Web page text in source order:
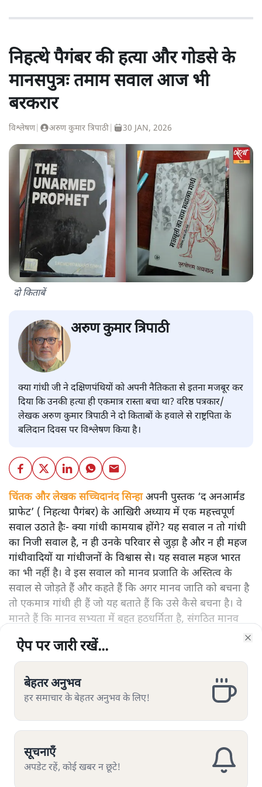
निहत्थे पैगंबर की हत्या और गोडसे के
मानसपुत्रः तमाम सवाल आज भी
बरकरार
विश्लेषण| अरुण कुमार त्रिपाठी 30 JAN, 2026
दो किताबें
अरुण कुमार त्रिपाठी
क्या गांधी जी ने दक्षिणपंथियों को अपनी नैतिकता से इतना मजबूर कर
दिया कि उनकी हत्या ही एकमात्र रास्ता बचा था? वरिष्ठ पत्रकार/
लेखक अरुण कुमार त्रिपाठी ने दो किताबों के हवाले से राष्ट्रपिता के
बलिदान दिवस पर विश्लेषण किया है।
चिंतक और लेखक सच्चिदानंद सिन्हाअपनी पुस्तक ‘द अनआर्मड
प्राफेट’ ( निहत्था पैगंबर) के आखिरी अध्याय में एक महत्त्वपूर्ण
सवाल उठाते हैः- क्या गांधी कामयाब होंगे? यह सवाल न तो गांधी
का निजी सवाल है, न ही उनके परिवार से जुड़ा है और न ही महज
गांधीवादियों या गांधीजनों के विश्वास से। यह सवाल महज भारत
का भी नहीं है। वे इस सवाल को मानव प्रजाति के अस्तित्व के
सवाल से जोड़ते हैं और कहते हैं कि अगर मानव जाति को बचना है
तो एकमात्र गांधी ही हैं जो यह बताते हैं कि उसे कैसे बचना है। वे
मानते हैं कि मानव सभ्यता में बहुत हठधर्मिता है, संगठित मानव
समूहों ने हिंसा के नए नए तरीके ईजाद किए हैं। लेकिन आखिरकार
मनुष्य गांधी द्वारा बताए गए अहिंसा और शांति के रास्ते को
अपनाएगा।
सत्य हिन्दी ऐपडाउनलोडकरें
ऐप पर जारी रखें...
बेहतर अनुभव
हर समाचार के बेहतर अनुभव के लिए!
सूचनाएँ
अपडेट रहें, कोई खबर न छूटे!
ऐप पर जारी रखें...
बेहतर अनुभव
हर समाचार के बेहतर अनुभव के लिए!
सूचनाएँ
अपडेट रहें, कोई खबर न छूटे!
ऐप पर जारी रखें...
बेहतर अनुभव
हर समाचार के बेहतर अनुभव के लिए!
सूचनाएँ
अपडेट रहें, कोई खबर न छूटे!
ऐप पर जारी रखें...
बेहतर अनुभव
हर समाचार के बेहतर अनुभव के लिए!
सूचनाएँ
अपडेट रहें, कोई खबर न छूटे!
ऐप पर जारी रखें...
बेहतर अनुभव
हर समाचार के बेहतर अनुभव के लिए!
सूचनाएँ
अपडेट रहें, कोई खबर न छूटे!
ऐप पर जारी रखें...
बेहतर अनुभव
हर समाचार के बेहतर अनुभव के लिए!
सूचनाएँ
अपडेट रहें, कोई खबर न छूटे!